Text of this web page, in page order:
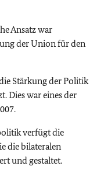
Ansatz war
der Union für den
Stärkung der Politik
Dies war eines der
verfügt die
die bilateralen
und gestaltet.